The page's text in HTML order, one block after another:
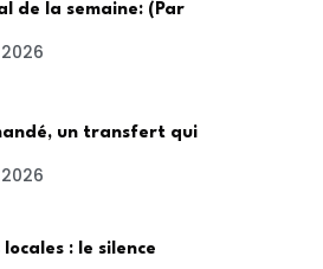
de la semaine: (Par
un transfert qui
locales : le silence